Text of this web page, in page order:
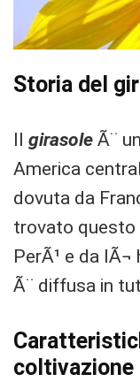
Storia del
Il girasole Ã¨
America
dovuta da
trovato questo
PerÃ¹ e da lÃ¬
Ã¨ diffusa in
coltivazione